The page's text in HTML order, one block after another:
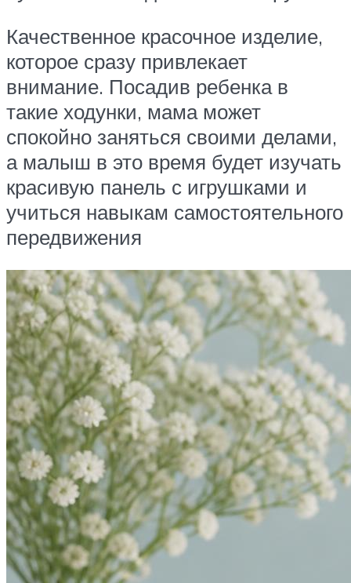
Качественное красочное изделие,
которое сразу привлекает
внимание. Посадив ребенка в
такие ходунки, мама может
спокойно заняться своими делами,
а малыш в это время будет изучать
красивую панель с игрушками и
учиться навыкам самостоятельного
передвижения